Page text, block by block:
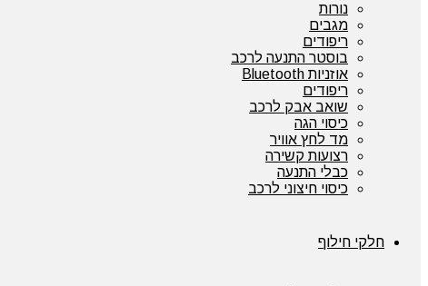
נורות
מגבים
ריפודים
בוסטר התנעה לרכב
אוזניות Bluetooth
ריפודים
שואב אבק לרכב
כיסוי הגה
מד לחץ אוויר
רצועות קשירה
כבלי התנעה
כיסוי חיצוני לרכב
חלקי חילוף